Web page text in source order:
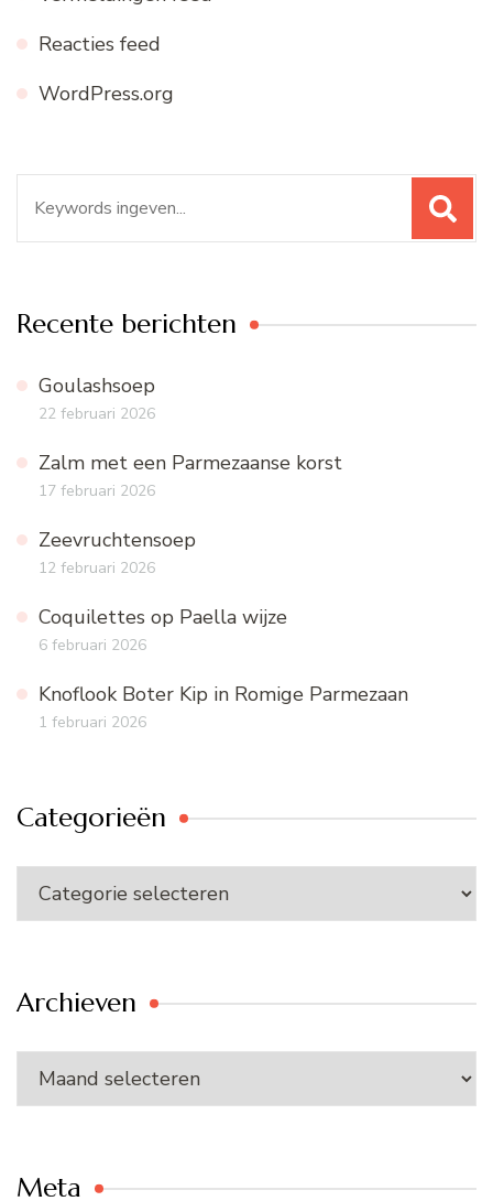
Reacties feed
WordPress.org
naar:
Recente berichten
Goulashsoep
22 februari 2026
Zalm met een Parmezaanse korst
17 februari 2026
Zeevruchtensoep
12 februari 2026
Coquilettes op Paella wijze
6 februari 2026
Knoflook Boter Kip in Romige Parmezaan
1 februari 2026
Categorieën
Categorieën
Archieven
Archieven
Meta